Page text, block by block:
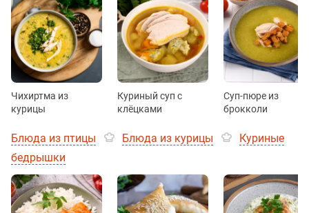
Чихиртма из
курицы
Куриный суп с
клёцками
Суп-пюре из
брокколи
Блюда из птицы Блюда из курицы
Куриные
бедрышки